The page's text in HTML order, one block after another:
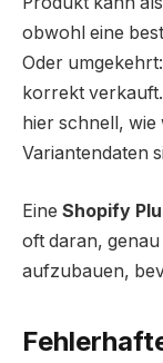
obwohl eine
Oder
korrekt
hier schnell,
Variantendaten
Eine Shopify
oft daran,
aufzubauen,